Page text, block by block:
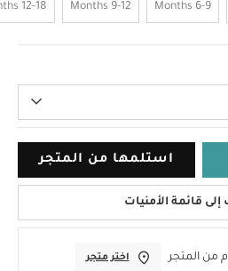
6-9 Months
9-12 Months
12-18 Months
استلمها من المتجر
قائمة الأمنيات
من المتجر اختر متجر